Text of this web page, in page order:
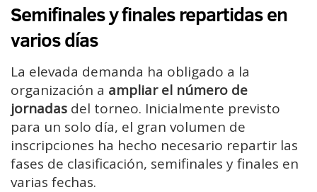
Semifinales y finales repartidas en
varios días
La elevada demanda ha obligado a la
organización a ampliar el número de
jornadas del torneo. Inicialmente previsto
para un solo día, el gran volumen de
inscripciones ha hecho necesario repartir las
fases de clasificación, semifinales y finales en
varias fechas.